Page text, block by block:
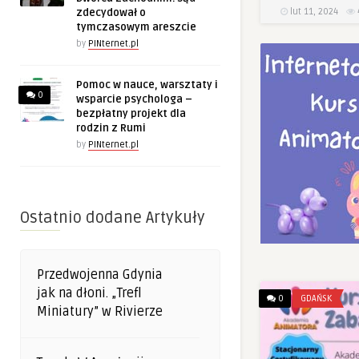
zdecydował o
tymczasowym areszcie
by PINternet.pl
0
Pomoc w nauce, warsztaty i
wsparcie psychologa –
bezpłatny projekt dla
rodzin z Rumi
by PINternet.pl
Ostatnio dodane Artykuły
Przedwojenna Gdynia
jak na dłoni. „Trefl
Miniatury” w Rivierze
lut 11, 2024
0 GDAŃSK